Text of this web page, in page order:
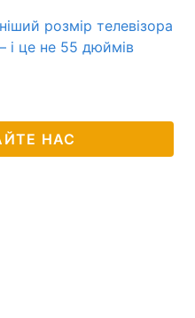
розмір телевізора
і це не 55 дюймів
НАС